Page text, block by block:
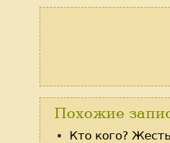
Похожие
Кто кого?